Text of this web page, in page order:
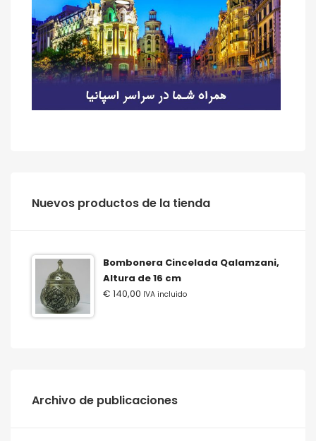
‫‪Nuevos‬‬ ‫‪productos‬‬ ‫‪de‬‬ ‫‪la‬‬ ‫‪tienda‬‬
Bombonera Cincelada Qalamzani,
Altura de 16 cm
€ 140,00 IVA incluido
Archivo de publicaciones